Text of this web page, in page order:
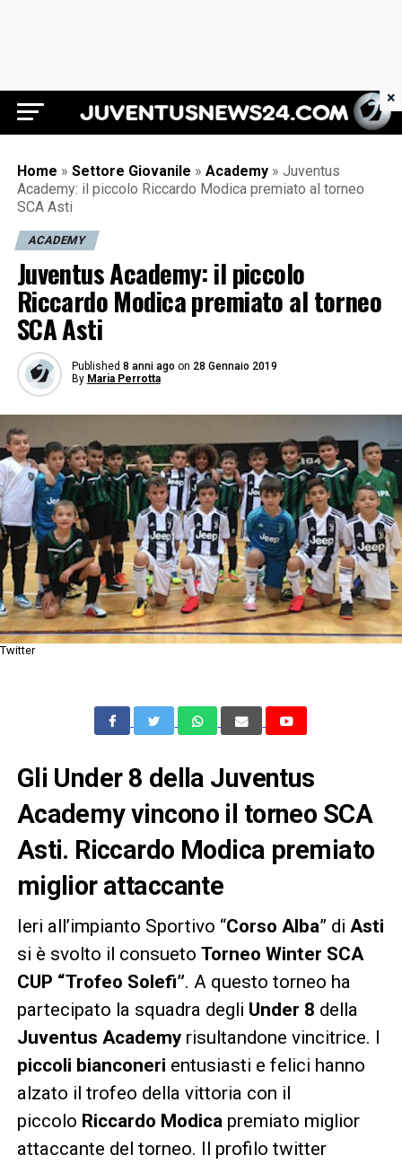
Juventus News 24
Home » Settore Giovanile » Academy » Juventus
Academy: il piccolo Riccardo Modica premiato al torneo
SCA Asti
ACADEMY
Juventus Academy: il piccolo
Riccardo Modica premiato al torneo
SCA Asti
Published 8 anni ago on 28 Gennaio 2019
By Maria Perrotta
Twitter
Gli Under 8 della Juventus
Academy vincono il torneo SCA
Asti. Riccardo Modica premiato
miglior attaccante
Ieri all’impianto Sportivo “Corso Alba” di Asti
si è svolto il consueto Torneo Winter SCA
CUP “Trofeo Solefi”. A questo torneo ha
partecipato la squadra degli Under 8 della
Juventus Academyrisultandone vincitrice. I
piccoli bianconeri entusiasti e felici hanno
alzato il trofeo della vittoria con il
piccolo Riccardo Modicapremiato miglior
attaccante del torneo. Il profilo twitter
×